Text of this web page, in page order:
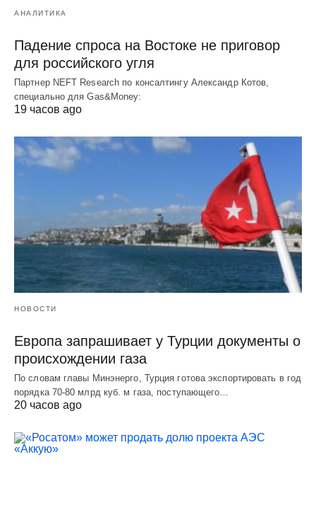
АНАЛИТИКА
Падение спроса на Востоке не приговор
для российского угля
Партнер NEFT Research по консалтингу Александр Котов,
специально для Gas&Money:
19 часов ago
НОВОСТИ
Европа запрашивает у Турции документы о
происхождении газа
По словам главы Минэнерго, Турция готова экспортировать в год
порядка 70-80 млрд куб. м газа, поступающего…
20 часов ago